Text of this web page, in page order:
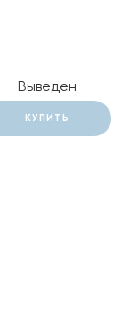
Выведен
КУПИТЬ